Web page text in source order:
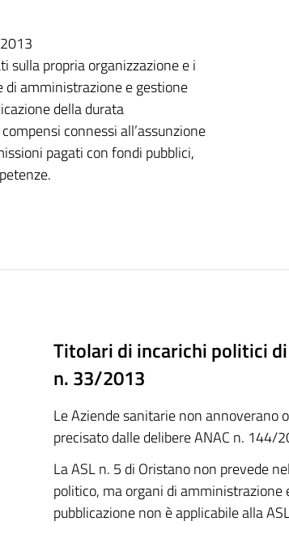
sulla propria organizzazione e i
amministrazione e gestione
della durata
connessi all’assunzione
pagati con fondi pubblici,
Titolari di incarichi politici
n. 33/2013
Le Aziende sanitarie non annoverano
precisato dalle delibere ANAC n. 144/
La ASL n. 5 di Oristano non prevede
politico, ma organi di amministrazione
pubblicazione non è applicabile alla